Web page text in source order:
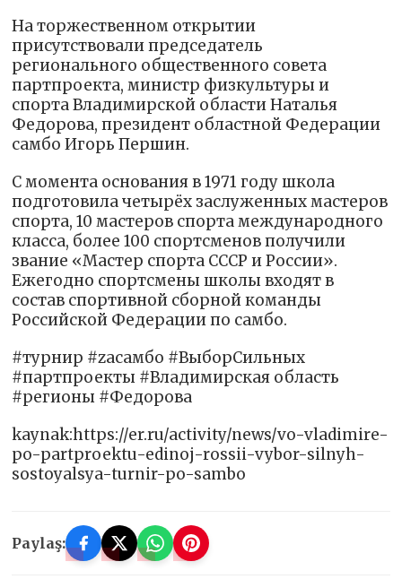
На торжественном открытии
присутствовали председатель
регионального общественного совета
партпроекта, министр физкультуры и
спорта Владимирской области Наталья
Федорова, президент областной Федерации
самбо Игорь Першин.
С момента основания в 1971 году школа
подготовила четырёх заслуженных мастеров
спорта, 10 мастеров спорта международного
класса, более 100 спортсменов получили
звание «Мастер спорта СССР и России».
Ежегодно спортсмены школы входят в
состав спортивной сборной команды
Российской Федерации по самбо.
#турнир #zасамбо #ВыборСильных
#партпроекты #Владимирская область
#регионы #Федорова
kaynak:https://er.ru/activity/news/vo-vladimire-
po-partproektu-edinoj-rossii-vybor-silnyh-
sostoyalsya-turnir-po-sambo
Paylaş: